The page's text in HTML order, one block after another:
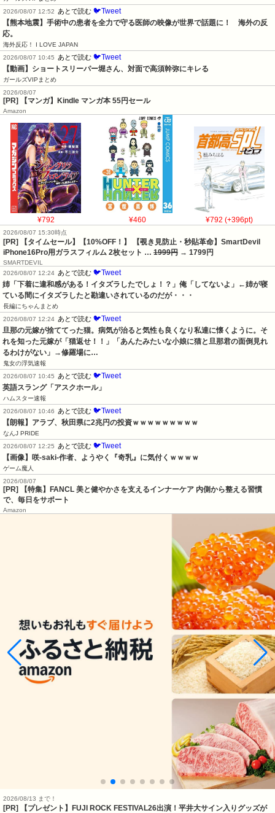
2026/08/07 12:52
あとで読む 🐦Tweet
【熊本地震】手術中の患者を全力で守る医師の映像が世界で話題に！　海外の反
応。
海外反応！ I LOVE JAPAN
2026/08/07 10:45
あとで読む 🐦Tweet
【動画】ショートスリーパー堀さん、対面で高須幹弥にキレる
ガールズVIPまとめ
2026/08/07
[PR] 【マンガ】Kindle マンガ本 55円セール
Amazon
¥792 ¥460 ¥792 (+396pt)
2026/08/07 15:30時点
[PR] 【タイムセール】【10%OFF！】 【覗き見防止・秒貼革命】SmartDevil
iPhone16Pro用ガラスフィルム 2枚セット … 1999円 → 1799円
SMARTDEVIL
2026/08/07 12:24 あとで読む 🐦Tweet
姉「下着に違和感がある！イタズラしたでしょ！？」俺「してないよ」←姉が寝
ている間にイタズラしたと勘違いされているのだが・・・
長編にちゃんまとめ
2026/08/07 12:24 あとで読む 🐦Tweet
旦那の元嫁が捨ててった猫。病気が治ると気性も良くなり私達に懐くように。そ
れを知った元嫁が「猫返せ！！」「あんたみたいな小娘に猫と旦那君の面倒見れ
るわけがない」→修羅場に…
鬼女の浮気速報
2026/08/07 10:45
あとで読む 🐦Tweet
英語スラング「アスクホール」
ハムスター速報
2026/08/07 10:46
あとで読む 🐦Tweet
【朗報】アラブ、秋田県に2兆円の投資ｗｗｗｗｗｗｗｗｗ
なんJ PRIDE
2026/08/07 12:25
あとで読む 🐦Tweet
【画像】咲-saki-作者、ようやく『奇乳』に気付くｗｗｗｗ
ゲーム魔人
2026/08/07
[PR] 【特集】FANCL 美と健やかさを支えるインナーケア 内側から整える習慣
で、毎日をサポート
Amazon
2026/08/13 まで！
[PR] 【プレゼント】FUJI ROCK FESTIVAL26出演！平井大サイン入りグッズが